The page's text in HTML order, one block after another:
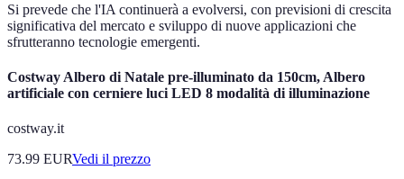
Si prevede che l'IA continuerà a evolversi, con previsioni di crescita
significativa del mercato e sviluppo di nuove applicazioni che
sfrutteranno tecnologie emergenti.
Costway Albero di Natale pre-illuminato da 150cm, Albero
artificiale con cerniere luci LED 8 modalità di illuminazione
costway.it
73.99 EURVedi il prezzo